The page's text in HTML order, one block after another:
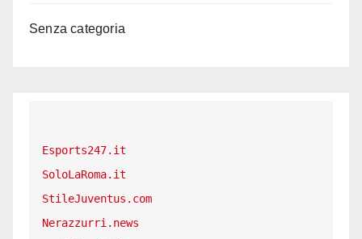
Senza categoria
Esports247.it
SoloLaRoma.it
StileJuventus.com
Nerazzurri.news